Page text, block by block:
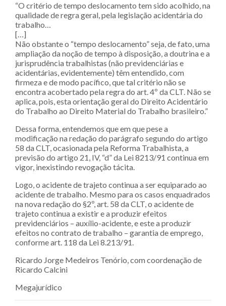
“O critério de tempo deslocamento tem sido acolhido, na
qualidade de regra geral, pela legislação acidentária do
trabalho…
[…]
Não obstante o “tempo deslocamento” seja, de fato, uma
ampliação da noção de tempo à disposição, a doutrina e a
jurisprudência trabalhistas (não previdenciárias e
acidentárias, evidentemente) têm entendido, com
firmeza e de modo pacífico, que tal critério não se
encontra acobertado pela regra do art. 4º da CLT. Não se
aplica, pois, esta orientação geral do Direito Acidentário
do Trabalho ao Direito Material do Trabalho brasileiro.”
Dessa forma, entendemos que em que pese a
modificação na redação do parágrafo segundo do artigo
58 da CLT, ocasionada pela Reforma Trabalhista, a
previsão do artigo 21, IV, “d” da Lei 8213/91 continua em
vigor, inexistindo revogação tácita.
Logo, o acidente de trajeto continua a ser equiparado ao
acidente de trabalho. Mesmo para os casos enquadrados
na nova redação do §2º, art. 58 da CLT, o acidente de
trajeto continua a existir e a produzir efeitos
previdenciários – auxílio-acidente, e este a produzir
efeitos no contrato de trabalho – garantia de emprego,
conforme art. 118 da Lei 8.213/91.
Ricardo Jorge Medeiros Tenório, com coordenação de
Ricardo Calcini
Megajurídico